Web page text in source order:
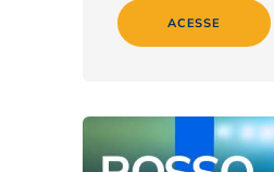
ACESSE